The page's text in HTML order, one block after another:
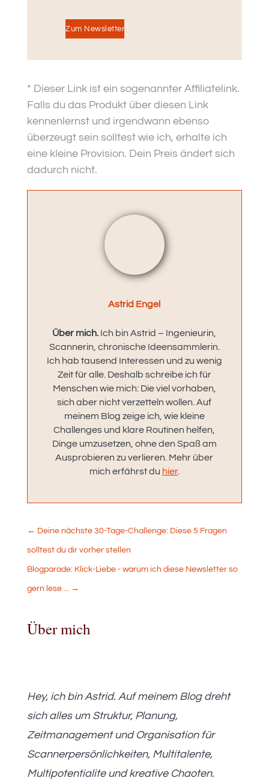
Zum Newsletter
* Dieser Link ist ein sogenannter Affiliatelink.
Falls du das Produkt über diesen Link
kennenlernst und irgendwann ebenso
überzeugt sein solltest wie ich, erhalte ich
eine kleine Provision. Dein Preis ändert sich
dadurch nicht.
Astrid Engel
Über mich. Ich bin Astrid – Ingenieurin,
Scannerin, chronische Ideensammlerin.
Ich hab tausend Interessen und zu wenig
Zeit für alle. Deshalb schreibe ich für
Menschen wie mich: Die viel vorhaben,
sich aber nicht verzetteln wollen. Auf
meinem Blog zeige ich, wie kleine
Challenges und klare Routinen helfen,
Dinge umzusetzen, ohne den Spaß am
Ausprobieren zu verlieren. Mehr über
mich erfährst du hier.
← Deine nächste 30-Tage-Challenge: Diese 5 Fragen
solltest du dir vorher stellen
Blogparade: Klick-Liebe - warum ich diese Newsletter so
gern lese ... →
Über mich
Hey, ich bin Astrid. Auf meinem Blog dreht
sich alles um Struktur, Planung,
Zeitmanagement und Organisation für
Scannerpersönlichkeiten, Multitalente,
Multipotentialite und kreative Chaoten.